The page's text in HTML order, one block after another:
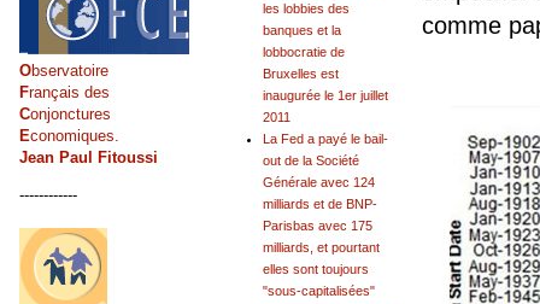
comme
les lobbies des
banques et la
lobbocratie de
Bruxelles est
inaugurée le 1er juillet
2011
La Fed a payé le bail-
out de la Société
Générale avec 124
milliards et de BNP-
Parisbas avec 175
milliards, et pourtant
elles sont toujours
"sous-capitalisées"
Observatoire
Français des
Conjonctures
Economiques.
Jean Paul Fitoussi
------------